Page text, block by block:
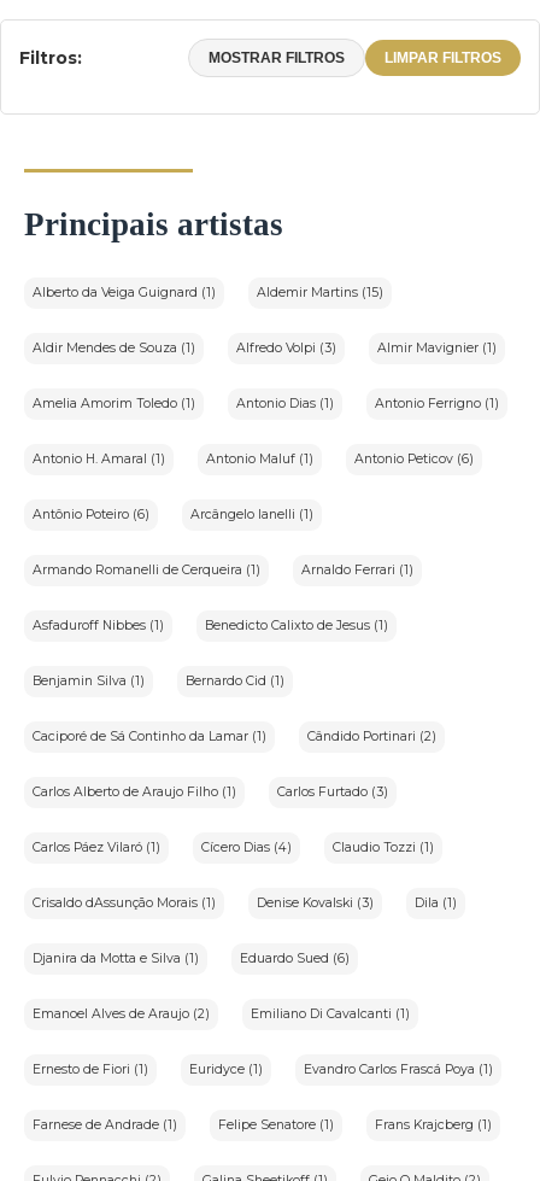
Filtros: MOSTRAR FILTROS LIMPAR FILTROS
Principais artistas
Alberto da Veiga Guignard (1) Aldemir Martins (15)
Aldir Mendes de Souza (1) Alfredo Volpi (3) Almir Mavignier (1)
Amelia Amorim Toledo (1) Antonio Dias (1) Antonio Ferrigno (1)
Antonio H. Amaral (1) Antonio Maluf (1) Antonio Peticov (6)
Antônio Poteiro (6) Arcângelo Ianelli (1)
Armando Romanelli de Cerqueira (1) Arnaldo Ferrari (1)
Asfaduroff Nibbes (1) Benedicto Calixto de Jesus (1)
Benjamin Silva (1) Bernardo Cid (1)
Caciporé de Sá Continho da Lamar (1) Cândido Portinari (2)
Carlos Alberto de Araujo Filho (1) Carlos Furtado (3)
Carlos Páez Vilaró (1) Cícero Dias (4) Claudio Tozzi (1)
Crisaldo dAssunção Morais (1) Denise Kovalski (3) Dila (1)
Djanira da Motta e Silva (1) Eduardo Sued (6)
Emanoel Alves de Araujo (2) Emiliano Di Cavalcanti (1)
Ernesto de Fiori (1) Euridyce (1) Evandro Carlos Frascá Poya (1)
Farnese de Andrade (1) Felipe Senatore (1) Frans Krajcberg (1)